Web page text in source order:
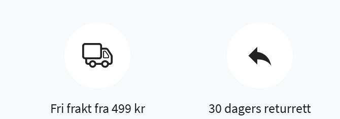
Fri frakt fra 499 kr 30 dagers returrett